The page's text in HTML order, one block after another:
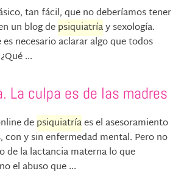
tan fácil, que no deberíamos tener
un blog depsiquiatríay sexología.
necesario aclarar algo que todos
...
La culpa es de las madres
depsiquiatríaes el asesoramiento
con y sin enfermedad mental. Pero no
de la lactancia materna lo que
el abuso que ...